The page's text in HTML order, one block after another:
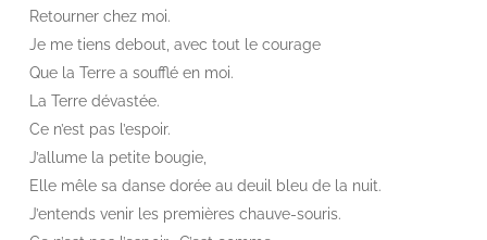
Retourner chez moi.
Je me tiens debout, avec tout le courage
Que la Terre a soufflé en moi.
La Terre dévastée.
Ce n’est pas l’espoir.
J’allume la petite bougie,
Elle mêle sa danse dorée au deuil bleu de la nuit.
J’entends venir les premières chauve-souris.